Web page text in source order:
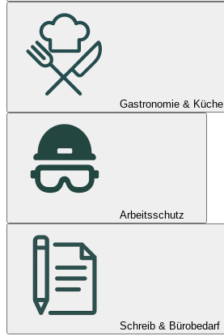
Gastronomie & Küche
Arbeitsschutz
Schreib & Bürobedarf